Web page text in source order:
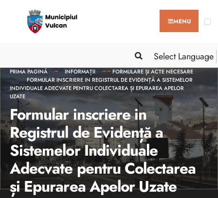
MENU
Select Language
PRIMA PAGINĂ INFORMAȚII
FORMULARE ȘI ACTE NECESARE
FORMULAR INSCRIERE IN REGISTRUL DE EVIDENȚĂ A SISTEMELOR
INDIVIDUALE ADECVATE PENTRU COLECTAREA ȘI EPURAREA APELOR
UZATE
Formular inscriere in
Registrul de Evidență a
Sistemelor Individuale
Adecvate pentru Colectarea
și Epurarea Apelor Uzate